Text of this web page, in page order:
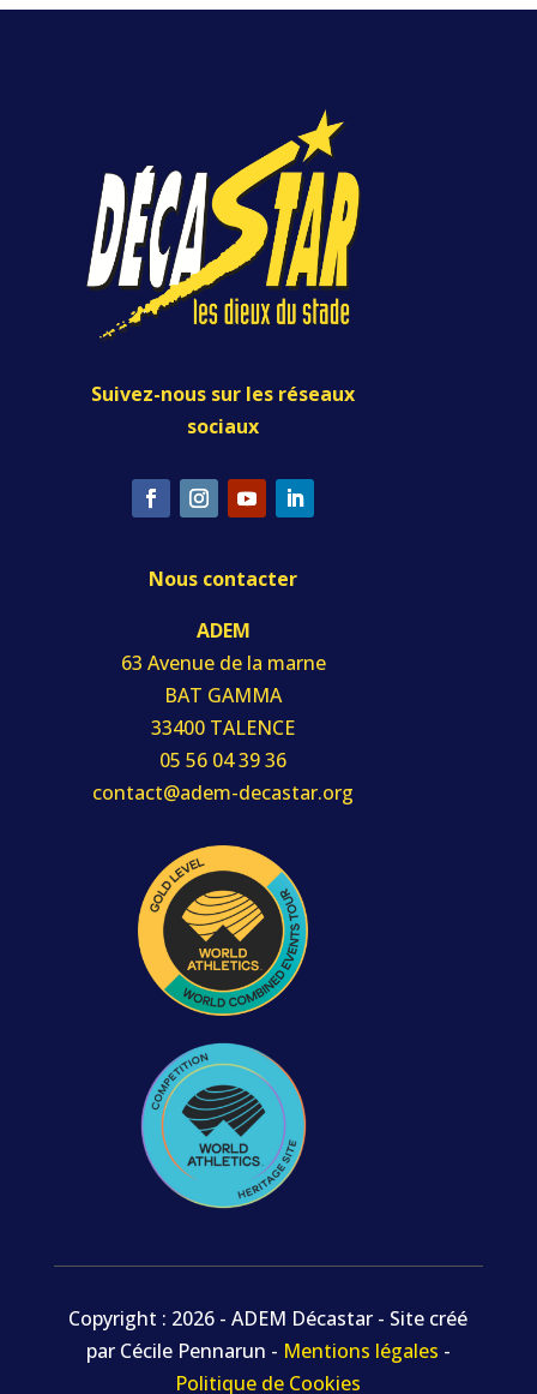
Suivez-nous sur les réseaux
sociaux
Nous contacter
ADEM
63 Avenue de la marne
BAT GAMMA
33400 TALENCE
05 56 04 39 36
contact@adem-decastar.org
Copyright : 2026 - ADEM Décastar - Site créé
par Cécile Pennarun - Mentions légales -
Politique de Cookies